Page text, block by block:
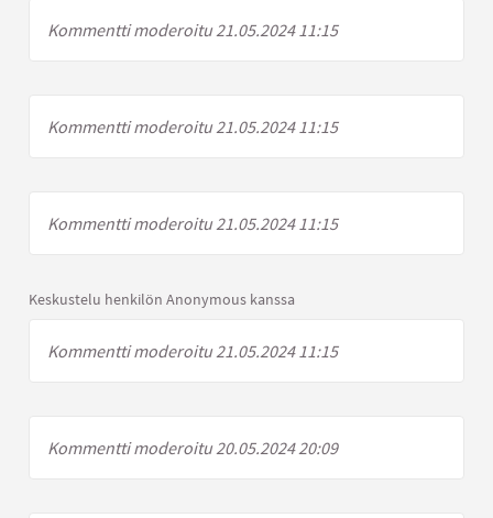
Kommentti moderoitu 21.05.2024 11:15
Kommentti moderoitu 21.05.2024 11:15
Kommentti moderoitu 21.05.2024 11:15
Keskustelu henkilön Anonymous kanssa
Kommentti moderoitu 21.05.2024 11:15
Kommentti moderoitu 20.05.2024 20:09